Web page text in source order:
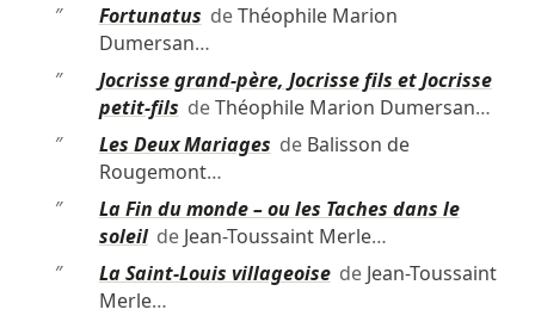
″
Fortunatus deThéophile Marion
Dumersan…
″
Jocrisse grand-père, Jocrisse fils et Jocrisse
petit-fils deThéophile Marion Dumersan…
″
Les Deux Mariages de Balisson de
Rougemont…
″
La Fin du monde – ou les Taches dans le
soleilde Jean-Toussaint Merle…
″
La Saint-Louis villageoisede Jean-Toussaint
Merle…